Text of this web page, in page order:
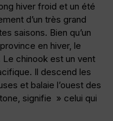
hiver froid et un été
d’un très grand
saisons. Bien qu’un
en hiver, le
chinook est un vent
Il descend les
et balaie l’ouest des
signifie » celui qui